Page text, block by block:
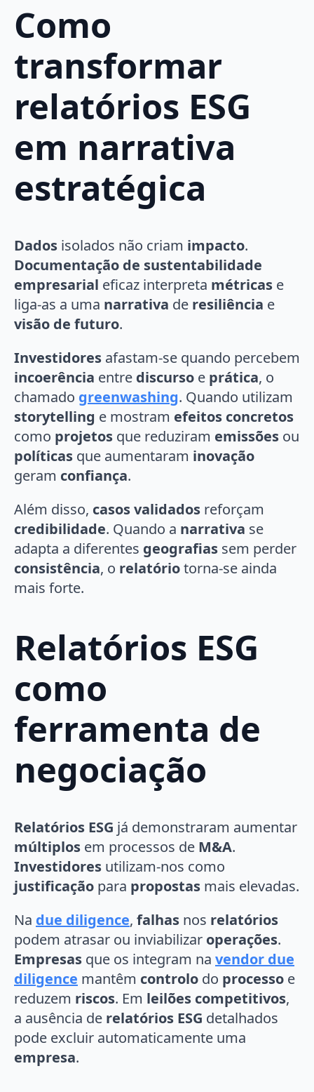
Como
transformar
relatórios ESG
em narrativa
estratégica
Dados isolados não criam impacto.
Documentação de sustentabilidade
empresarial eficaz interpreta métricas e
liga-as a uma narrativa de resiliência e
visão de futuro.
Investidores afastam-se quando percebem
incoerência entre discurso e prática, o
chamado greenwashing. Quando utilizam
storytelling e mostram efeitos concretos
como projetos que reduziram emissões ou
políticas que aumentaram inovação
geram confiança.
Além disso, casos validados reforçam
credibilidade. Quando a narrativa se
adapta a diferentes geografias sem perder
consistência, o relatóriotorna-se ainda
mais forte.
Relatórios ESG
como
ferramenta de
negociação
Relatórios ESG já demonstraram aumentar
múltiplos em processos de M&A.
Investidores utilizam-nos como
justificação para propostas mais elevadas.
Na due diligence, falhas nos relatórios
podem atrasar ou inviabilizar operações.
Empresas que os integram na vendor due
diligence mantêm controlo do processo e
reduzem riscos. Em leilões competitivos,
a ausência de relatórios ESG detalhados
pode excluir automaticamente uma
empresa.